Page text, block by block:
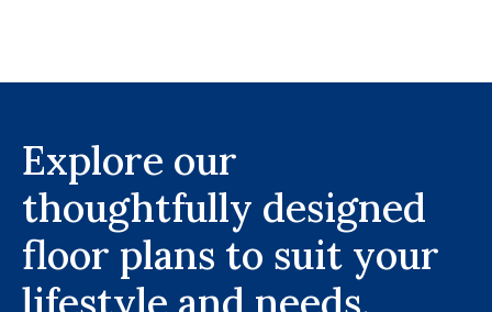
Explore our
thoughtfully designed
floor plans to suit your